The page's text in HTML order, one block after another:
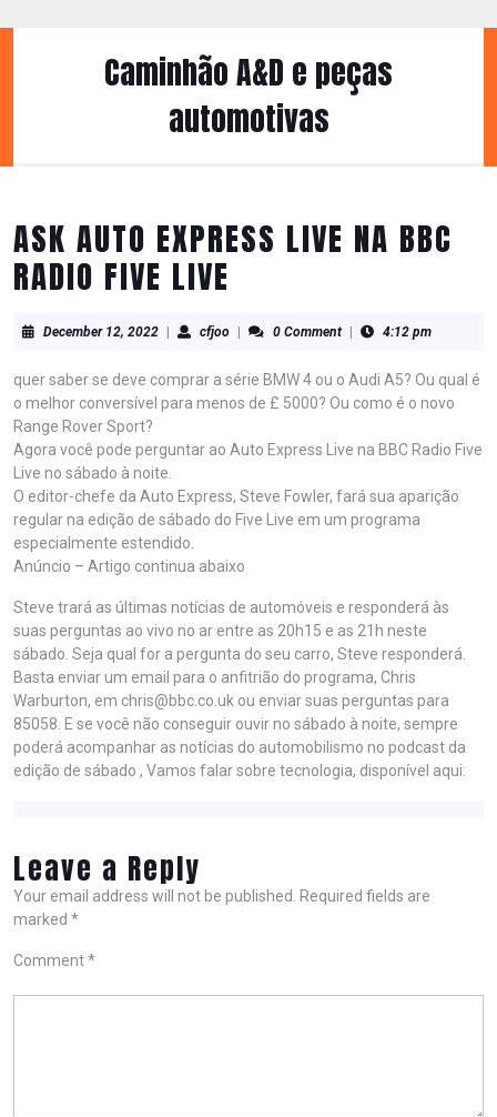
to
Caminhão A&D e peças
automotivas
ASK AUTO EXPRESS LIVE NA BBC
RADIO FIVE LIVE
December 12, 2022Decembercfjoocfjoo 0 Comment 4:12 pm
quer saber se deve comprar a série BMW 4 ou o Audi A5? Ou qual é
o melhor conversível para menos de £ 5000? Ou como é o novo
Range Rover Sport?
Agora você pode perguntar ao Auto Express Live na BBC Radio Five
Live no sábado à noite.
O editor-chefe da Auto Express, Steve Fowler, fará sua aparição
regular na edição de sábado do Five Live em um programa
especialmente estendido.
Anúncio – Artigo continua abaixo
Steve trará as últimas notícias de automóveis e responderá às
suas perguntas ao vivo no ar entre as 20h15 e as 21h neste
sábado. Seja qual for a pergunta do seu carro, Steve responderá.
Basta enviar um email para o anfitrião do programa, Chris
Warburton, em chris@bbc.co.uk ou enviar suas perguntas para
85058. E se você não conseguir ouvir no sábado à noite, sempre
poderá acompanhar as notícias do automobilismo no podcast da
edição de sábado , Vamos falar sobre tecnologia, disponível aqui:
Leave a Reply
Your email address will not be published.
Required fields are
marked *
Comment*